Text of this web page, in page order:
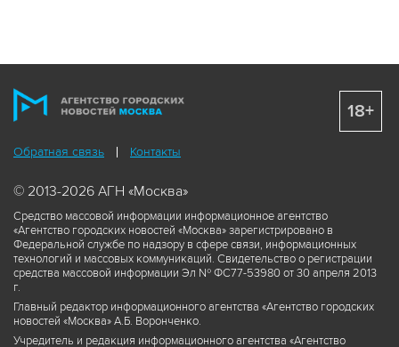
Обратная связь Контакты
© 2013-2026 АГН «Москва»
Средство массовой информации информационное агентство
«Агентство городских новостей «Москва» зарегистрировано в
Федеральной службе по надзору в сфере связи, информационных
технологий и массовых коммуникаций. Свидетельство о регистрации
средства массовой информации Эл № ФС77-53980 от 30 апреля 2013
г.
Главный редактор информационного агентства «Агентство городских
новостей «Москва» А.Б. Воронченко.
Учредитель и редакция информационного агентства «Агентство
18+